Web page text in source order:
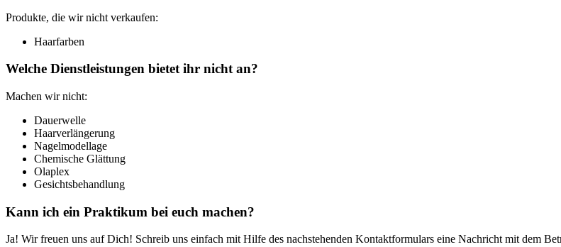
Produkte, die wir nicht verkaufen:
Haarfarben
Welche Dienstleistungen bietet ihr nicht an?
Machen wir nicht:
Dauerwelle
Haarverlängerung
Nagelmodellage
Chemische Glättung
Olaplex
Gesichtsbehandlung
Kann ich ein Praktikum bei euch machen?
Ja! Wir freuen uns auf Dich! Schreib uns einfach mit Hilfe des nachstehenden Kontaktformulars eine Nachricht mit dem